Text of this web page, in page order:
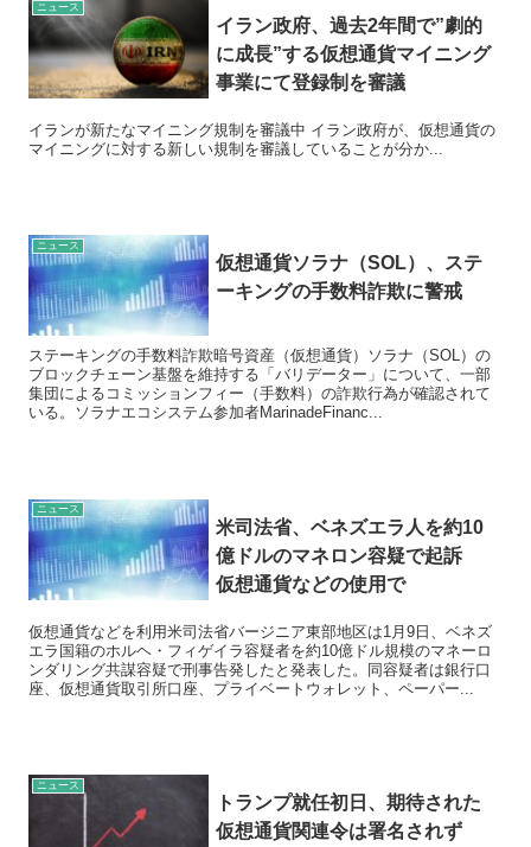
ニュース
イラン政府、過去2年間で”劇的
に成長”する仮想通貨マイニング
事業にて登録制を審議
イランが新たなマイニング規制を審議中 イラン政府が、仮想通貨の
マイニングに対する新しい規制を審議していることが分か...
ニュース
仮想通貨ソラナ（SOL）、ステ
ーキングの手数料詐欺に警戒
ステーキングの手数料詐欺暗号資産（仮想通貨）ソラナ（SOL）の
ブロックチェーン基盤を維持する「バリデーター」について、一部
集団によるコミッションフィー（手数料）の詐欺行為が確認されて
いる。ソラナエコシステム参加者MarinadeFinanc...
ニュース
米司法省、ベネズエラ人を約10
億ドルのマネロン容疑で起訴
仮想通貨などの使用で
仮想通貨などを利用米司法省バージニア東部地区は1月9日、ベネズ
エラ国籍のホルヘ・フィゲイラ容疑者を約10億ドル規模のマネーロ
ンダリング共謀容疑で刑事告発したと発表した。同容疑者は銀行口
座、仮想通貨取引所口座、プライベートウォレット、ペーパー...
ニュース
トランプ就任初日、期待された
仮想通貨関連令は署名されず